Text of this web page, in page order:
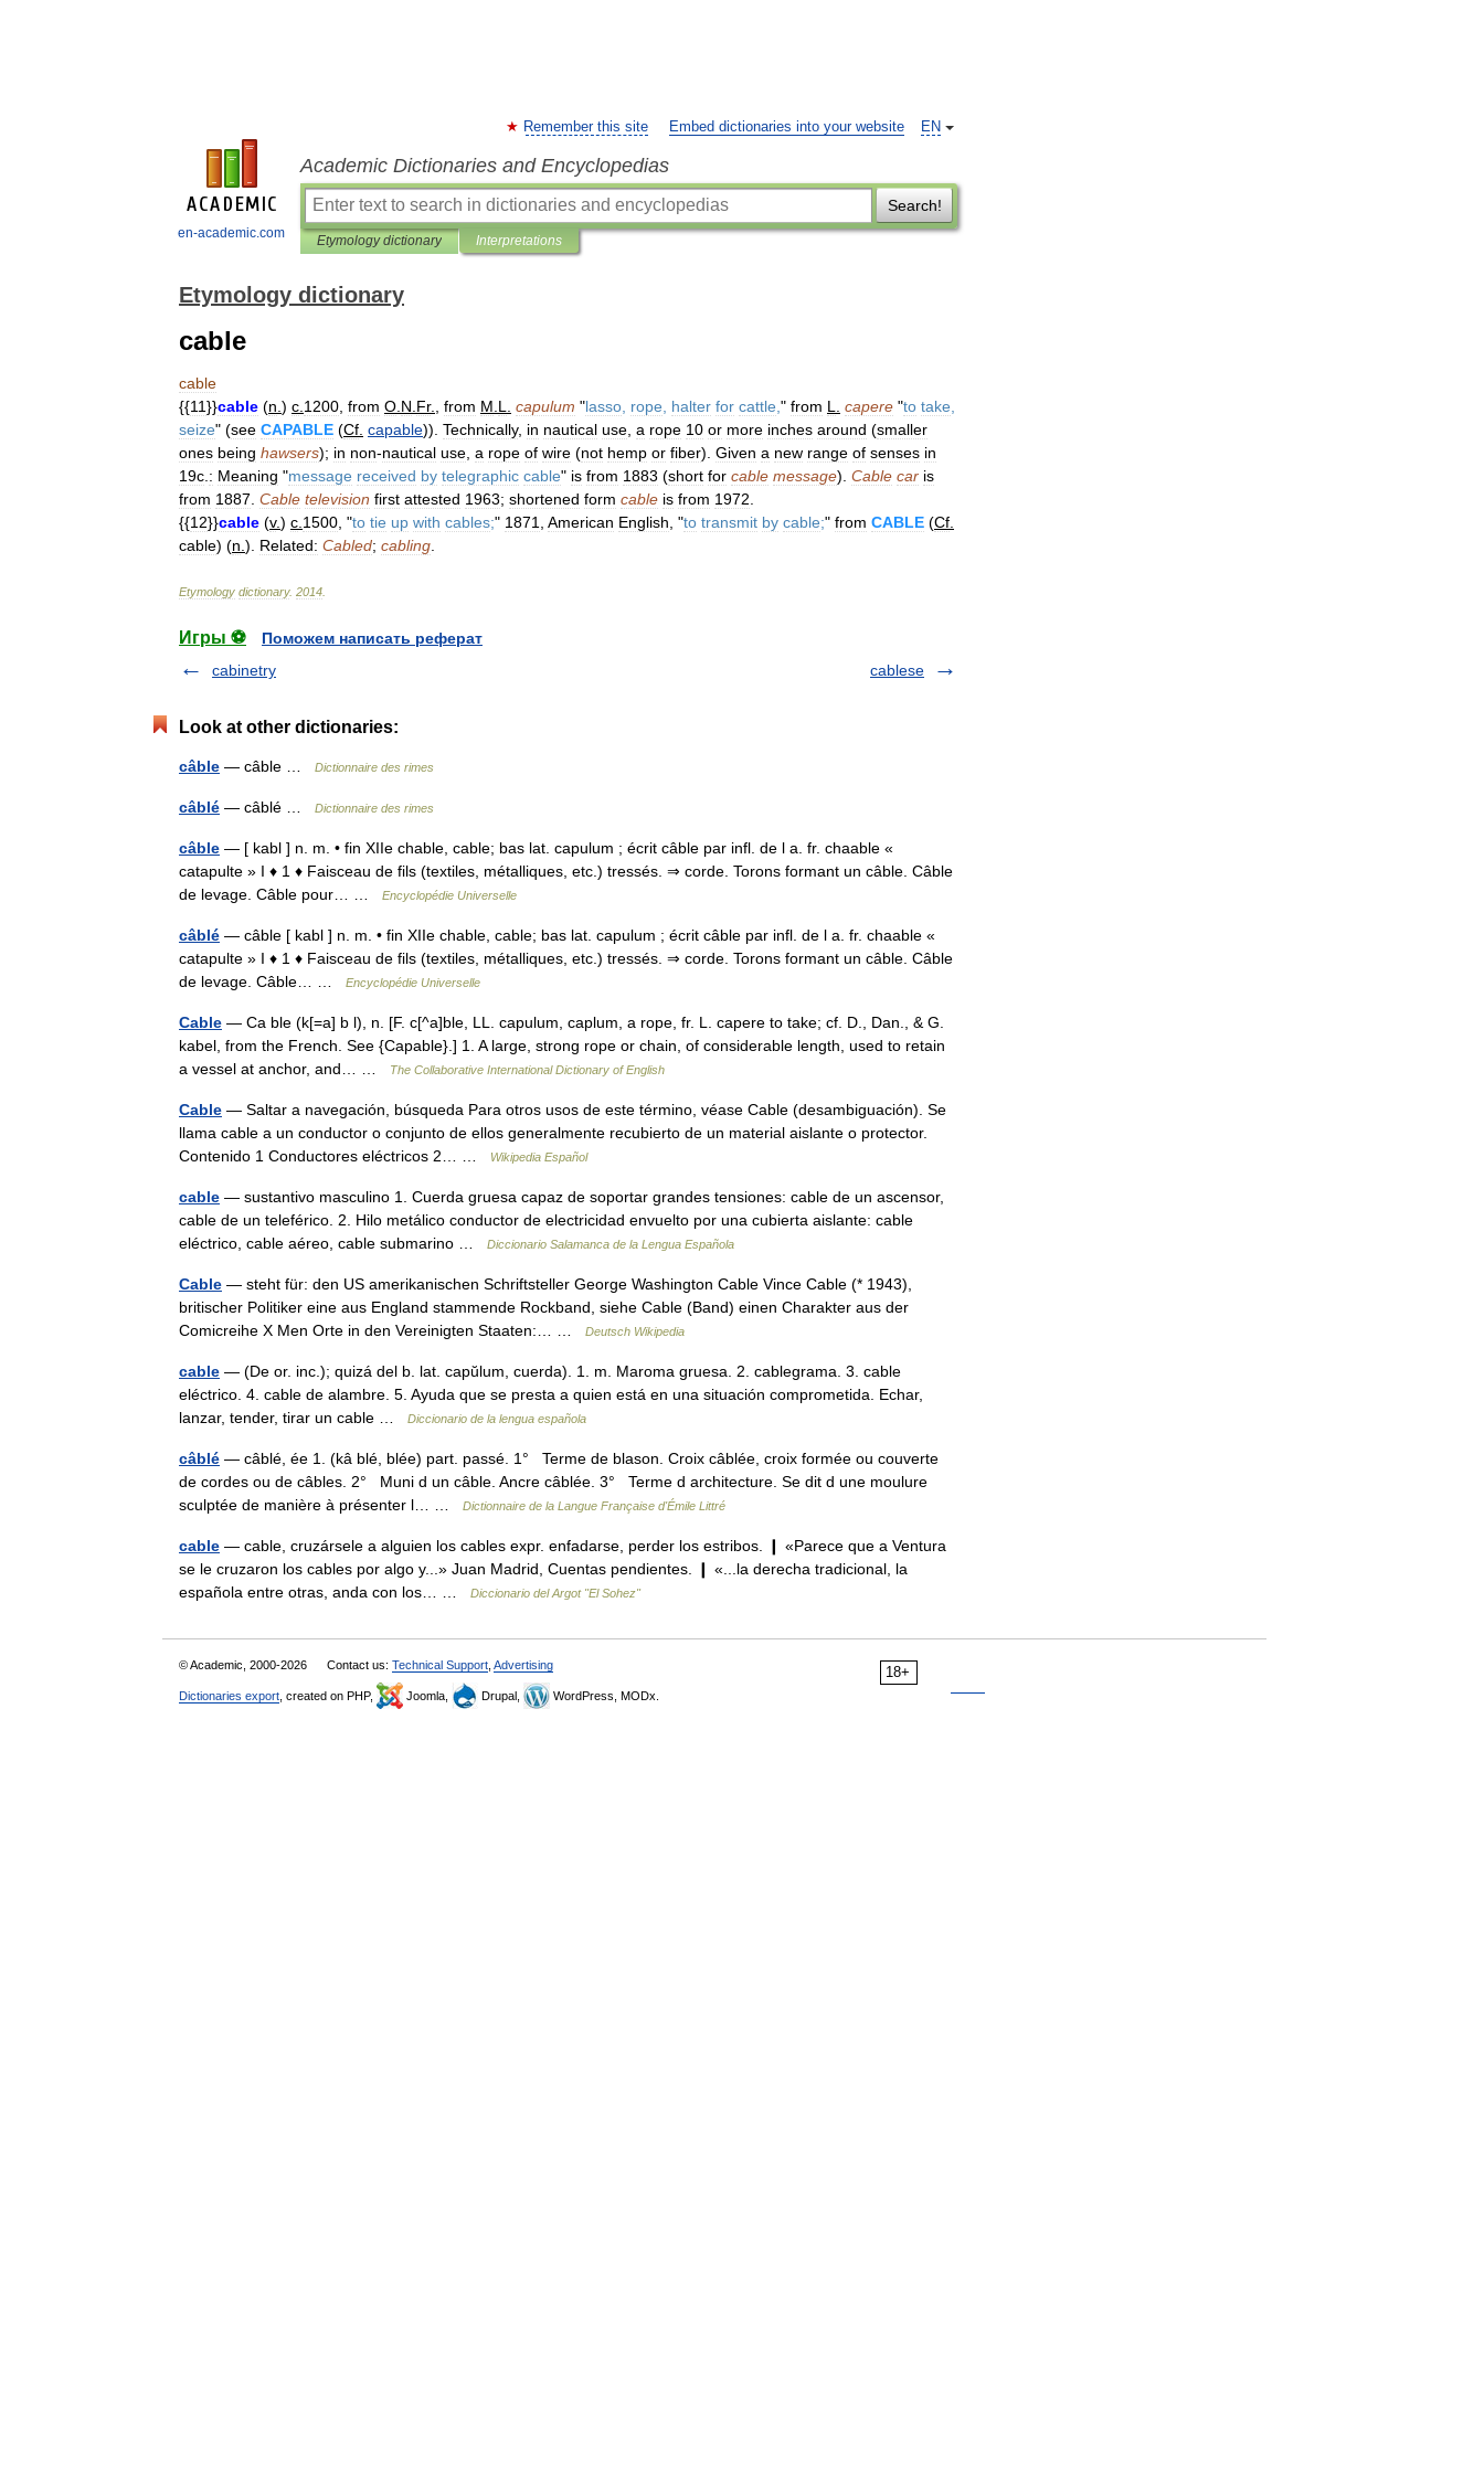
en-academic.com
EN
Remember this site Embed dictionaries into your website
Academic Dictionaries and Encyclopedias
Search!
Etymology dictionary Interpretations
Etymology dictionary
cable
cable
{{11}}cable (n ) c 1200 from O N Fr. from M L capulum "lasso rope halter for cattle " from L capere "to take
seize" (see CAPABLE (Cf capable)). Technically, in nautical use a rope 10 or more inches around (smaller
ones being hawsers); in non-nautical use a rope of wire (not hemp or fiber). Given a new range of senses in
19c : Meaning "message received by telegraphic cable" is from 1883 (short for cable message). Cable car is
from 1887 Cable television first attested 1963; shortened form cable is from 1972
{{12}}cable (v.) c 1500 , "to tie up with cables;" 1871 American English , "to transmit by cable;" from CABLE (Cf
cable) (n ). Related: Cabled; cabling
Etymology dictionary. 2014
Игры ⚽
Поможем написать реферат
cabinetry
cablese
Look at other dictionaries:
câble — câble … Dictionnaire des rimes
câblé — câblé … Dictionnaire des rimes
câble — [ kabl ] n. m. • fin XIIe chable, cable; bas lat. capulum ; écrit câble par infl. de l a. fr. chaable «
catapulte » I ♦ 1 ♦ Faisceau de fils (textiles, métalliques, etc.) tressés. ⇒ corde. Torons formant un câble. Câble
de levage. Câble pour… …
Encyclopédie Universelle
câblé — câble [ kabl ] n. m. • fin XIIe chable, cable; bas lat. capulum ; écrit câble par infl. de l a. fr. chaable «
catapulte » I ♦ 1 ♦ Faisceau de fils (textiles, métalliques, etc.) tressés. ⇒ corde. Torons formant un câble. Câble
de levage. Câble… …
Encyclopédie Universelle
Cable — Ca ble (k[=a] b l), n. [F. c[^a]ble, LL. capulum, caplum, a rope, fr. L. capere to take; cf. D., Dan., & G.
kabel, from the French. See {Capable}.] 1. A large, strong rope or chain, of considerable length, used to retain
a vessel at anchor, and… …
The Collaborative International Dictionary of English
Cable — Saltar a navegación, búsqueda Para otros usos de este término, véase Cable (desambiguación). Se
llama cable a un conductor o conjunto de ellos generalmente recubierto de un material aislante o protector.
Contenido 1 Conductores eléctricos 2… …
Wikipedia Español
cable — sustantivo masculino 1. Cuerda gruesa capaz de soportar grandes tensiones: cable de un ascensor,
cable de un teleférico. 2. Hilo metálico conductor de electricidad envuelto por una cubierta aislante: cable
eléctrico, cable aéreo, cable submarino …
Diccionario Salamanca de la Lengua Española
Cable — steht für: den US amerikanischen Schriftsteller George Washington Cable Vince Cable (* 1943),
britischer Politiker eine aus England stammende Rockband, siehe Cable (Band) einen Charakter aus der
Comicreihe X Men Orte in den Vereinigten Staaten:… …
Deutsch Wikipedia
cable — (De or. inc.); quizá del b. lat. capŭlum, cuerda). 1. m. Maroma gruesa. 2. cablegrama. 3. cable
eléctrico. 4. cable de alambre. 5. Ayuda que se presta a quien está en una situación comprometida. Echar,
lanzar, tender, tirar un cable …
Diccionario de la lengua española
câblé — câblé, ée 1. (kâ blé, blée) part. passé. 1° Terme de blason. Croix câblée, croix formée ou couverte
de cordes ou de câbles. 2° Muni d un câble. Ancre câblée. 3° Terme d architecture. Se dit d une moulure
sculptée de manière à présenter l… …
Dictionnaire de la Langue Française d'Émile Littré
cable — cable, cruzársele a alguien los cables expr. enfadarse, perder los estribos. ❙ «Parece que a Ventura
se le cruzaron los cables por algo y...» Juan Madrid, Cuentas pendientes. ❙ «...la derecha tradicional, la
española entre otras, anda con los… …
Diccionario del Argot "El Sohez"
18+
© Academic, 2000-2026 Contact us: Technical Support Advertising
Dictionaries export , created on PHP, Joomla, Drupal, WordPress, MODx.